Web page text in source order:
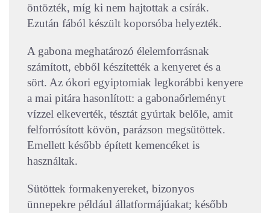
öntözték, míg ki nem hajtottak a csírák.
Ezután fából készült koporsóba helyezték.
A gabona meghatározó élelemforrásnak
számított, ebből készítették a kenyeret és a
sört. Az ókori egyiptomiak legkorábbi kenyere
a mai pitára hasonlított: a gabonaőrleményt
vízzel elkeverték, tésztát gyúrtak belőle, amit
felforrósított kövön, parázson megsütöttek.
Emellett később épített kemencéket is
használtak.
Sütöttek formakenyereket, bizonyos
ünnepekre például állatformájúakat; később